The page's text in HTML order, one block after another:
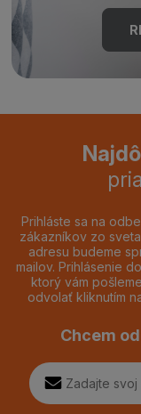
Prihláste sa na
zákazníkov zo
adresu budeme
mailov. Prihlásenie
ktorý vám
odvolať kliknutím
Chcem